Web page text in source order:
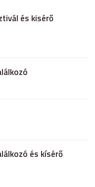
és kisérő
és kísérő